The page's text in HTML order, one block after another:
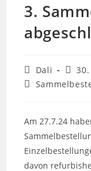
3.
Beitrags-
Autor:
Dali
Beitrags-
Am 27.7.24
davon